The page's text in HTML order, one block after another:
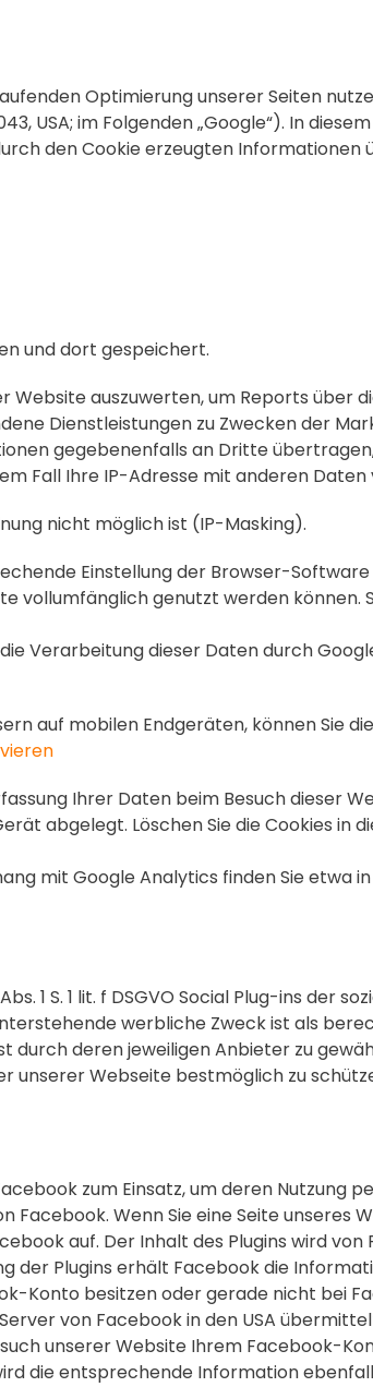
Optimierung unserer Seiten
USA; im Folgenden „Google“). In
den Cookie erzeugten Informationen
und dort gespeichert.
Website auszuwerten, um Reports
Dienstleistungen zu Zwecken der
gegebenenfalls an Dritte
Fall Ihre IP-Adresse mit anderen
nicht möglich ist (IP-Masking).
Einstellung der Browser-
vollumfänglich genutzt werden können.
Verarbeitung dieser Daten durch
auf mobilen Endgeräten, können Sie
Ihrer Daten beim Besuch dieser
abgelegt. Löschen Sie die Cookies in
mit Google Analytics finden Sie etwa in
1 S. 1 lit. f DSGVO Social Plug-ins der
werbliche Zweck ist als
deren jeweiligen Anbieter zu
unserer Webseite bestmöglich zu
zum Einsatz, um deren Nutzung
Facebook. Wenn Sie eine Seite
auf. Der Inhalt des Plugins wird
der Plugins erhält Facebook die
Konto besitzen oder gerade nicht bei
von Facebook in den USA
unserer Website Ihrem Facebook-
wird die entsprechende Information